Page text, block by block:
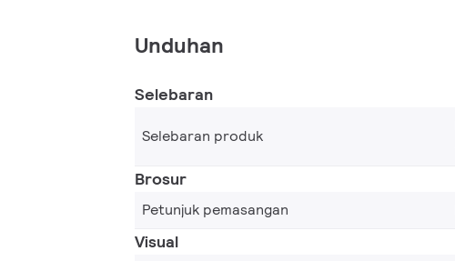
Unduhan
Selebaran
Selebaran produk
Brosur
Petunjuk pemasangan
Visual